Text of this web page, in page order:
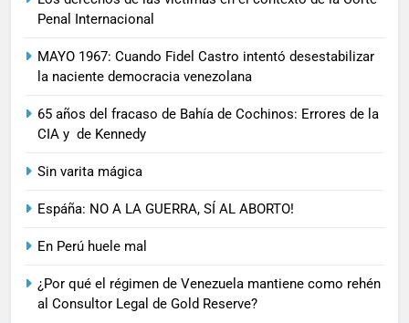
Penal Internacional
MAYO 1967: Cuando Fidel Castro intentó desestabilizar
la naciente democracia venezolana
65 años del fracaso de Bahía de Cochinos: Errores de la
CIA y de Kennedy
Sin varita mágica
Espáña: NO A LA GUERRA, SÍ AL ABORTO!
En Perú huele mal
¿Por qué el régimen de Venezuela mantiene como rehén
al Consultor Legal de Gold Reserve?